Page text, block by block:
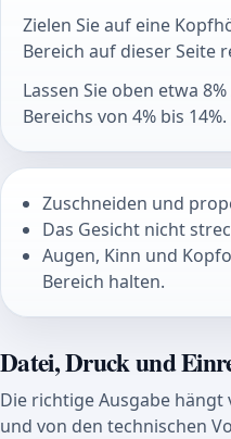
Zielen Sie auf eine
Bereich auf dieser Seite
Lassen Sie oben etwa
Bereichs von 4% bis 14%.
Zuschneiden und
Das Gesicht nicht
Augen, Kinn und
Bereich halten.
Datei, Druck und
Die richtige Ausgabe
und von den technischen